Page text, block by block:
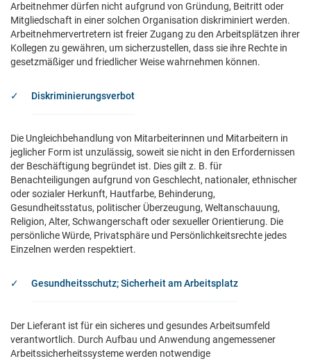
Arbeitnehmer dürfen nicht aufgrund von Gründung, Beitritt oder
Mitgliedschaft in einer solchen Organisation diskriminiert werden.
Arbeitnehmervertretern ist freier Zugang zu den Arbeitsplätzen ihrer
Kollegen zu gewähren, um sicherzustellen, dass sie ihre Rechte in
gesetzmäßiger und friedlicher Weise wahrnehmen können.
Diskriminierungsverbot
Die Ungleichbehandlung von Mitarbeiterinnen und Mitarbeitern in
jeglicher Form ist unzulässig, soweit sie nicht in den Erfordernissen
der Beschäftigung begründet ist. Dies gilt z. B. für
Benachteiligungen aufgrund von Geschlecht, nationaler, ethnischer
oder sozialer Herkunft, Hautfarbe, Behinderung,
Gesundheitsstatus, politischer Überzeugung, Weltanschauung,
Religion, Alter, Schwangerschaft oder sexueller Orientierung. Die
persönliche Würde, Privatsphäre und Persönlichkeitsrechte jedes
Einzelnen werden respektiert.
Gesundheitsschutz; Sicherheit am Arbeitsplatz
Der Lieferant ist für ein sicheres und gesundes Arbeitsumfeld
verantwortlich. Durch Aufbau und Anwendung angemessener
Arbeitssicherheitssysteme werden notwendige